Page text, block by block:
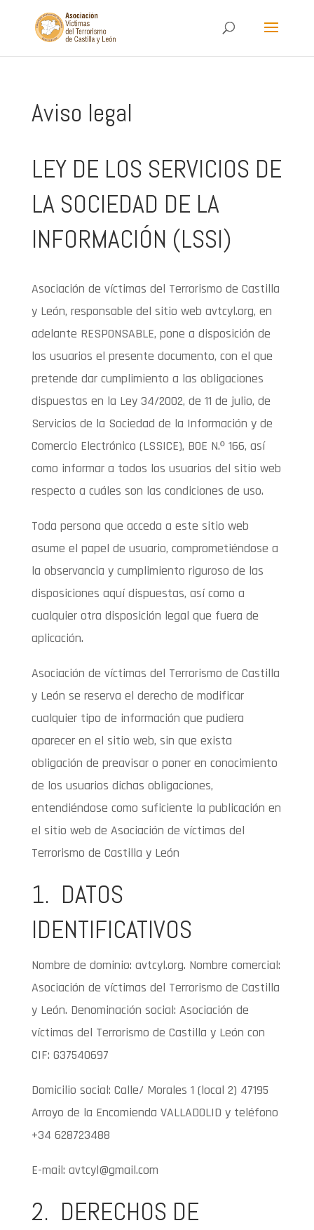
Aviso legal
LEY DE LOS SERVICIOS DE
LA SOCIEDAD DE LA
INFORMACIÓN (LSSI)
Asociación de víctimas del Terrorismo de Castilla
y León, responsable del sitio web avtcyl.org, en
adelante RESPONSABLE, pone a disposición de
los usuarios el presente documento, con el que
pretende dar cumplimiento a las obligaciones
dispuestas en la Ley 34/2002, de 11 de julio, de
Servicios de la Sociedad de la Información y de
Comercio Electrónico (LSSICE), BOE N.º 166, así
como informar a todos los usuarios del sitio web
respecto a cuáles son las condiciones de uso.
Toda persona que acceda a este sitio web
asume el papel de usuario, comprometiéndose a
la observancia y cumplimiento riguroso de las
disposiciones aquí dispuestas, así como a
cualquier otra disposición legal que fuera de
aplicación.
Asociación de víctimas del Terrorismo de Castilla
y León se reserva el derecho de modificar
cualquier tipo de información que pudiera
aparecer en el sitio web, sin que exista
obligación de preavisar o poner en conocimiento
de los usuarios dichas obligaciones,
entendiéndose como suficiente la publicación en
el sitio web de Asociación de víctimas del
Terrorismo de Castilla y León
1. DATOS
IDENTIFICATIVOS
Nombre de dominio: avtcyl.org. Nombre comercial:
Asociación de víctimas del Terrorismo de Castilla
y León. Denominación social: Asociación de
víctimas del Terrorismo de Castilla y León con
CIF: G37540697
Domicilio social: Calle/ Morales 1 (local 2) 47195
Arroyo de la Encomienda VALLADOLID y teléfono
+34 628723488
E-mail: avtcyl@gmail.com
2. DERECHOS DE